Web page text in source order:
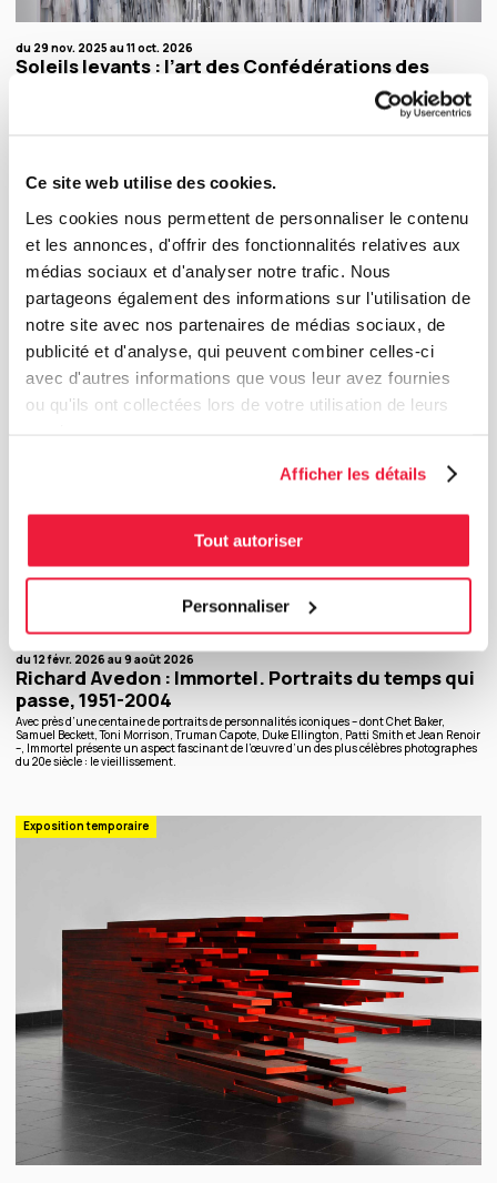
Ce site web utilise des cookies.
Les cookies nous permettent de personnaliser le contenu
et les annonces, d'offrir des fonctionnalités relatives aux
médias sociaux et d'analyser notre trafic. Nous
partageons également des informations sur l'utilisation de
notre site avec nos partenaires de médias sociaux, de
publicité et d'analyse, qui peuvent combiner celles-ci
avec d'autres informations que vous leur avez fournies
ou qu'ils ont collectées lors de votre utilisation de leurs
Afficher les détails
Tout autoriser
Personnaliser
du 29 nov. 2025 au 11 oct. 2026
Soleils levants : l’art des Confédérations des
La transformation du MBAM se poursuit avec le réaménagement du 4e étage du pavillon
Claire et Marc Bourgie. Dès novembre 2025, cet espace sera consacré à la présentation
Confédérations des fleuves et des grands lacs, rassemble une vingtaine d’œuvres
d’artistes appartenant aux différentes confédérations, nations et générations qui, à
Mentionnons Alanis Obomsawin, Carla Hemlock, Christine Sioui Wawanoloath, Greg
Staats ou encore Robert Houle.
Exposition temporaire
du 12 févr. 2026 au 9 août 2026
Richard Avedon : Immortel. Portraits du temps qui
passe, 1951-2004
Avec près d’une centaine de portraits de personnalités iconiques – dont Chet Baker,
Samuel Beckett, Toni Morrison, Truman Capote, Duke Ellington, Patti Smith et Jean Renoir
–, Immortel présente un aspect fascinant de l’œuvre d’un des plus célèbres photographes
du 20e siècle : le vieillissement.
Exposition temporaire